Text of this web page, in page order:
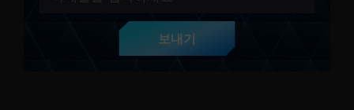
보내기